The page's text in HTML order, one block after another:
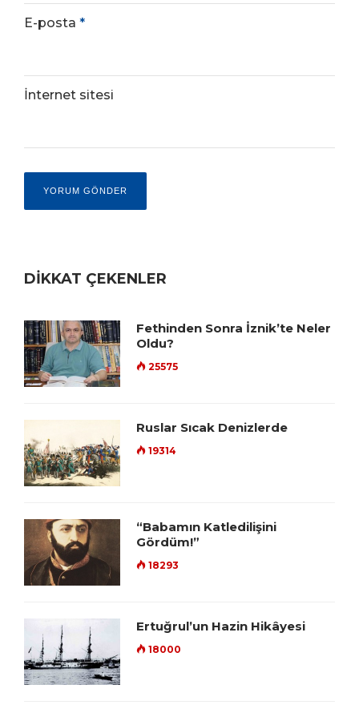
E-posta *
İnternet sitesi
DİKKAT ÇEKENLER
Fethinden Sonra İznik’te Neler
Oldu?
25575
Ruslar Sıcak Denizlerde
19314
“Babamın Katledilişini
Gördüm!”
18293
Ertuğrul’un Hazin Hikâyesi
18000